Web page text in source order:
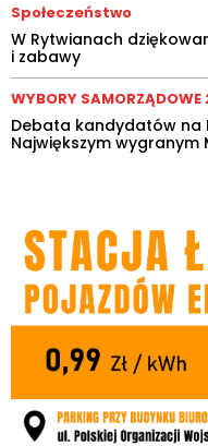
Społeczeństwo
W Rytwianach
i zabawy
WYBORY SAMORZĄDOWE
Debata kandydatów na
Największym wygranym